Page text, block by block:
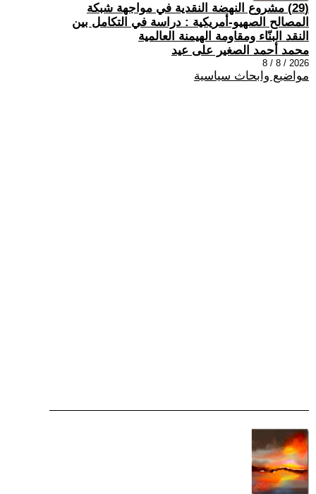
(29) مشروع النهضة النقدية في مواجهة شبكة
المصالح الصهيو-أمريكية : دراسة في التكامل بين
النقد البنّاء ومقاومة الهيمنة العالمية
محمد أحمد الصغير على عيد
2026 / 8 / 8
مواضيع وابحاث سياسية